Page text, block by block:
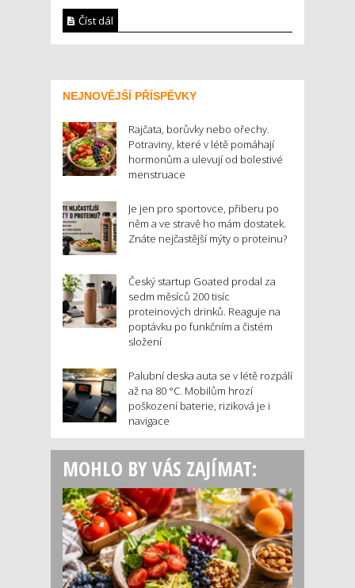
Číst dál
NEJNOVĚJŠÍ PŘÍSPĚVKY
Rajčata, borůvky nebo ořechy.
Potraviny, které v létě pomáhají
hormonům a ulevují od bolestivé
menstruace
Je jen pro sportovce, přiberu po
něm a ve stravě ho mám dostatek.
Znáte nejčastější mýty o proteinu?
Český startup Goated prodal za
sedm měsíců 200 tisíc
proteinových drinků. Reaguje na
poptávku po funkčním a čistém
složení
Palubní deska auta se v létě rozpálí
až na 80 °C. Mobilům hrozí
poškození baterie, riziková je i
navigace
MOHLO BY VÁS ZAJÍMAT: